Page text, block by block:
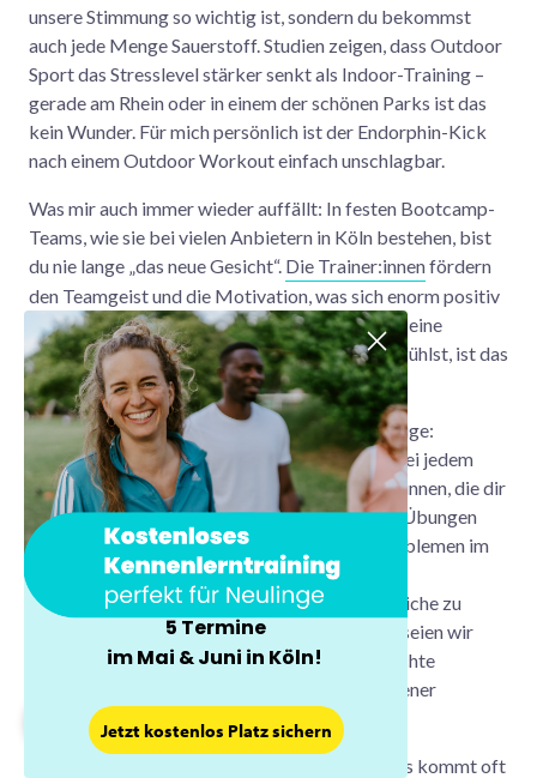
unsere Stimmung so wichtig ist, sondern du bekommst
auch jede Menge Sauerstoff. Studien zeigen, dass Outdoor
Sport das Stresslevel stärker senkt als Indoor-Training –
gerade am Rhein oder in einem der schönen Parks ist das
kein Wunder. Für mich persönlich ist der Endorphin-Kick
nach einem Outdoor Workout einfach unschlagbar.
Was mir auch immer wieder auffällt: In festen Bootcamp-
Teams, wie sie bei vielen Anbietern in Köln bestehen, bist
du nie lange „das neue Gesicht“. Die Trainer:innenfördern
den Teamgeist und die Motivation, was sich enorm positiv
auf die mentale Gesundheit auswirkt. Wenn du eine
Community suchst, in der du dich aufgehoben fühlst, ist das
Outdoor Fitness Training oft die beste Wahl.
Fitnessstudios bieten natürlich auch ihre Vorzüge:
Individuelle Trainingspläne, die Möglichkeit, bei jedem
Wetter zu trainieren, und kompetente Trainer:innen, die dir
helfen, rückenschonende oder knieschonende Übungen
auszuführen. Besonders für Menschen mit Problemen im
Rücken oder Knie gibt es spezielle
Trainingsmöglichkeiten, um gezielt diese Bereiche zu
stärken und Verletzungen vorzubeugen. Aber seien wir
ehrlich: Die Hygiene kann in Stoßzeiten eine echte
Herausforderung sein – ich spreche da aus eigener
“Schweißbad-Erfahrung”!
Kurz gesagt: Die Motivation bei Outdoor-Fans kommt oft
5 Termine
im Mai & Juni in Köln!
Jetzt kostenlos Platz sichern